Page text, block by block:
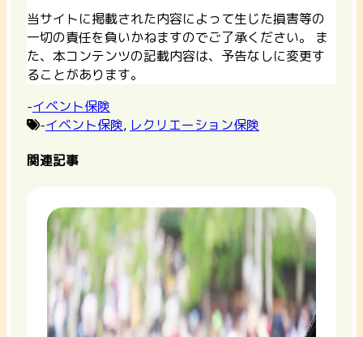
当サイトに掲載された内容によって生じた損害等の
一切の責任を負いかねますのでご了承ください。 ま
た、本コンテンツの記載内容は、予告なしに変更す
ることがあります。
-イベント保険
-イベント保険, レクリエーション保険
関連記事